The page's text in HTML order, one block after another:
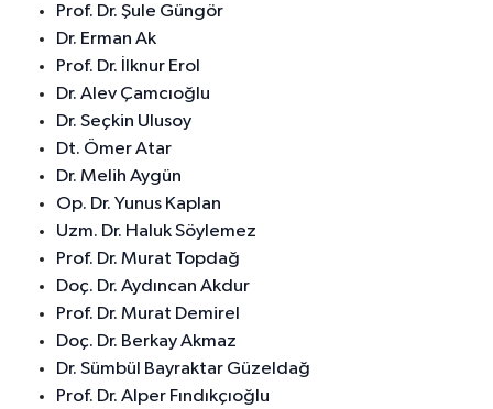
Prof. Dr. Şule Güngör
Dr. Erman Ak
Prof. Dr. İlknur Erol
Dr. Alev Çamcıoğlu
Dr. Seçkin Ulusoy
Dt. Ömer Atar
Dr. Melih Aygün
Op. Dr. Yunus Kaplan
Uzm. Dr. Haluk Söylemez
Prof. Dr. Murat Topdağ
Doç. Dr. Aydıncan Akdur
Prof. Dr. Murat Demirel
Doç. Dr. Berkay Akmaz
Dr. Sümbül Bayraktar Güzeldağ
Prof. Dr. Alper Fındıkçıoğlu